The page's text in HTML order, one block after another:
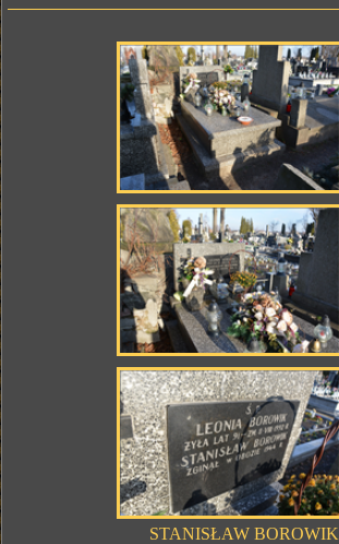
STANISŁAW BOROWIK